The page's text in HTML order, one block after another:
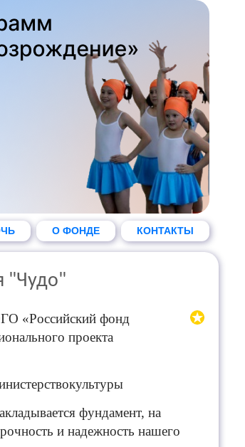
О ФОНДЕ КОНТАКТЫ
"Чудо"
«Российский фонд
проекта
фундамент, на
и надежность нашего